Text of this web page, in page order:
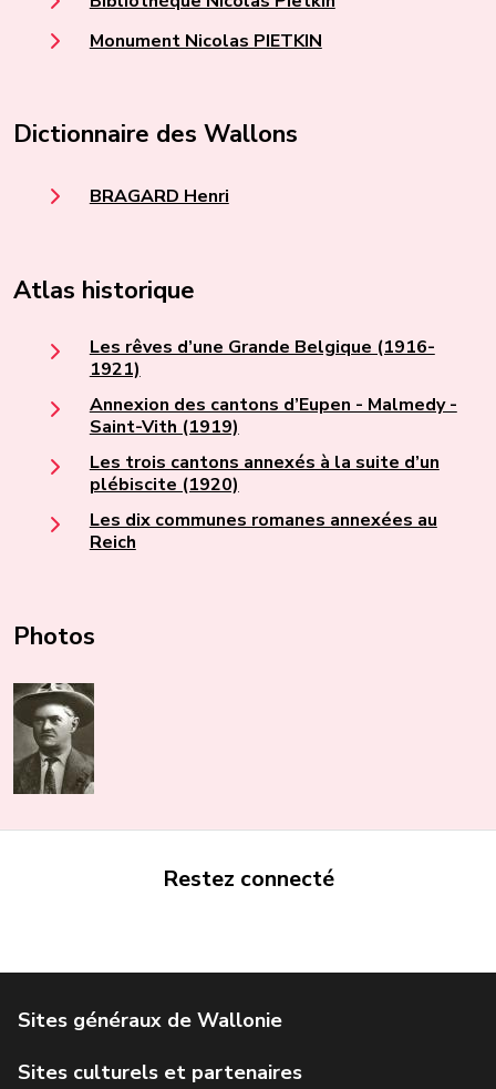
Monument Nicolas PIETKIN
Dictionnaire des Wallons
BRAGARD Henri
Atlas historique
Les rêves d’une Grande Belgique (1916-
1921)
Annexion des cantons d’Eupen - Malmedy -
Saint-Vith (1919)
Les trois cantons annexés à la suite d’un
plébiscite (1920)
Les dix communes romanes annexées au
Reich
Photos
Restez connecté
Service public de Wallonie